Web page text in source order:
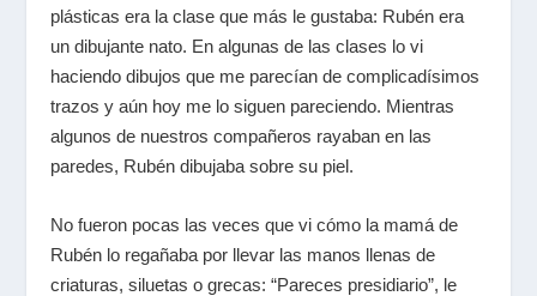
plásticas era la clase que más le gustaba: Rubén era
un dibujante nato. En algunas de las clases lo vi
haciendo dibujos que me parecían de complicadísimos
trazos y aún hoy me lo siguen pareciendo. Mientras
algunos de nuestros compañeros rayaban en las
paredes, Rubén dibujaba sobre su piel.
No fueron pocas las veces que vi cómo la mamá de
Rubén lo regañaba por llevar las manos llenas de
criaturas, siluetas o grecas: “Pareces presidiario”, le